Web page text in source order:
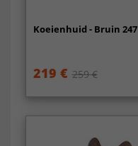
Koeienhuid - Bruin 247
219 € 259 €